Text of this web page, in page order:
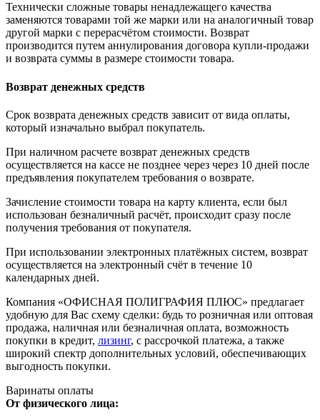
Технически сложные товары ненадлежащего качества
заменяются товарами той же марки или на аналогичный товар
другой марки с перерасчётом стоимости. Возврат
производится путем аннулирования договора купли-продажи
и возврата суммы в размере стоимости товара.
Возврат денежных средств
Срок возврата денежных средств зависит от вида оплаты,
который изначально выбрал покупатель.
При наличном расчете возврат денежных средств
осуществляется на кассе не позднее через через 10 дней после
предъявления покупателем требования о возврате.
Зачисление стоимости товара на карту клиента, если был
использован безналичный расчёт, происходит сразу после
получения требования от покупателя.
При использовании электронных платёжных систем, возврат
осуществляется на электронный счёт в течение 10
календарных дней.
Компания «ОФИСНАЯ ПОЛИГРАФИЯ ПЛЮС» предлагает
удобную для Вас схему сделки: будь то розничная или оптовая
продажа, наличная или безналичная оплата, возможность
покупки в кредит, лизинг, с рассрочкой платежа, а также
широкий спектр дополнительных условий, обеспечивающих
выгодность покупки.
Варинаты оплаты
От физического лица: